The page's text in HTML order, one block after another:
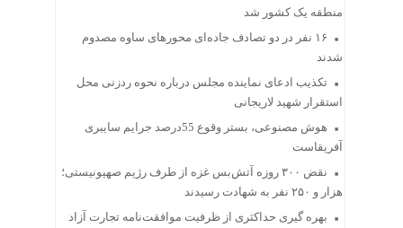
منطقه یک کشور شد
۱۶ نفر در دو تصادف جاده‌ای محورهای ساوه مصدوم
شدند
تکذیب ادعای نماینده مجلس درباره نحوه ردزنی محل
استقرار شهید لاریجانی
هوش مصنوعی، بستر وقوع 55درصد جرایم سایبری
آفریقاست
نقض ۳۰۰ روزه آتش‌بس غزه از طرف رژیم صهیونیستی؛
هزار و ۲۵۰ نفر به شهادت رسیدند
بهره گیری حداکثری از ظرفیت موافقت‌نامه تجارت آزاد